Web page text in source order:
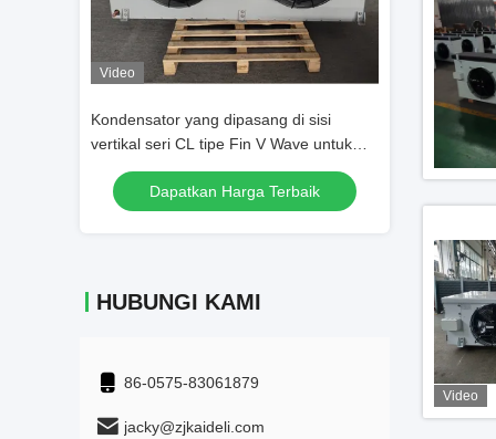
Video
Kondensator yang dipasang di sisi
vertikal seri CL tipe Fin V Wave untuk
Dapatkan Harga Terbaik
Unit
HUBUNGI KAMI
86-0575-83061879
jacky@zjkaideli.com
Video